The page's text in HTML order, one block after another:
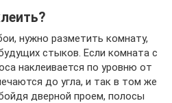
нужно разметить комнату,
стыков. Если комната с
наклеивается по уровню от
до угла, и так в том же
дверной проем, полосы